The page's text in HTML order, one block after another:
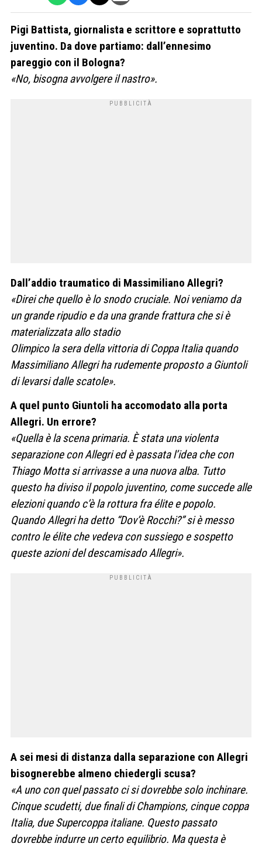
Pigi Battista, giornalista e scrittore e soprattutto
juventino. Da dove partiamo: dall’ennesimo
pareggio con il Bologna?
«No, bisogna avvolgere il nastro».
Dall’addio traumatico di Massimiliano Allegri?
«Direi che quello è lo snodo cruciale. Noi veniamo da
un grande ripudio e da una grande frattura che si è
materializzata allo stadio
Olimpico la sera della vittoria di Coppa Italia quando
Massimiliano Allegri ha rudemente proposto a Giuntoli
di levarsi dalle scatole».
A quel punto Giuntoli ha accomodato alla porta
Allegri. Un errore?
«Quella è la scena primaria. È stata una violenta
separazione con Allegri ed è passata l’idea che con
Thiago Motta si arrivasse a una nuova alba. Tutto
questo ha diviso il popolo juventino, come succede alle
elezioni quando c’è la rottura fra élite e popolo.
Quando Allegri ha detto “Dov’è Rocchi?” si è messo
contro le élite che vedeva con sussiego e sospetto
queste azioni del descamisado Allegri».
A sei mesi di distanza dalla separazione con Allegri
bisognerebbe almeno chiedergli scusa?
«A uno con quel passato ci si dovrebbe solo inchinare.
Cinque scudetti, due finali di Champions, cinque coppa
Italia, due Supercoppa italiane. Questo passato
dovrebbe indurre un certo equilibrio. Ma questa è